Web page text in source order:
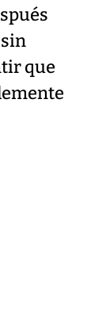
que